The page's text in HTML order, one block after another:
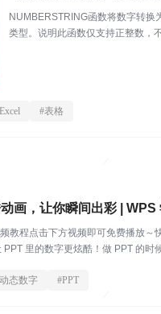
NUMBERSTRING函数将数字转
类型。说明此函数仅支持正整数，
Excel #表格
画，让你瞬间出彩 |
教程点击下方视频即可免费播放
PPT 里的数字更炫酷！做 PPT 的时
动态数字 #PPT